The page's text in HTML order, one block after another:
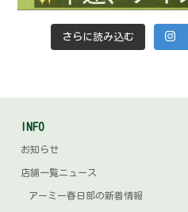
さらに読み込む
INFO
お知らせ
店舗一覧ニュース
アーミー春日部の新着情報